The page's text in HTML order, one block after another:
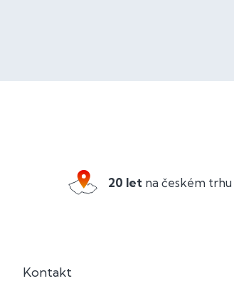
20 let na českém trhu
Kontakt